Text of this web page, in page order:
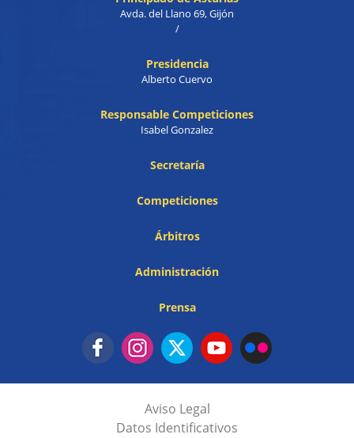
Avda. del Llano 69, Gijón
/
Presidencia
Alberto Cuervo
Responsable Competiciones
Isabel Gonzalez
Secretaría
Competiciones
Árbitros
Administración
Prensa
Aviso Legal
Datos Identificativos